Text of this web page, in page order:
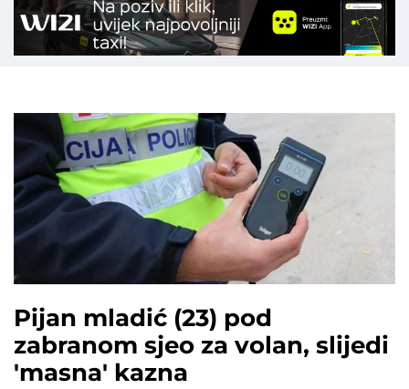
Pijan mladić (23) pod
zabranom sjeo za volan, slijedi
'masna' kazna